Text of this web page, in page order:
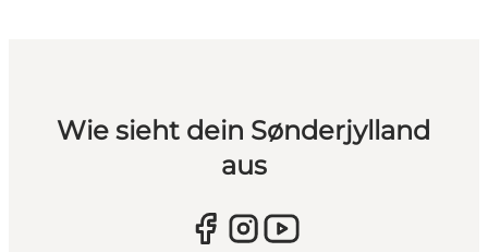
Wie sieht dein Sønderjylland
aus